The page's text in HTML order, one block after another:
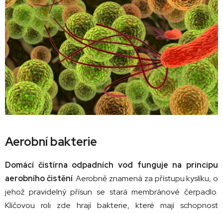
Aerobní bakterie
Domácí čistírna odpadních vod funguje na principu
aerobního čistění. Aerobně znamená za přístupu kyslíku, o
jehož pravidelný přísun se stará membránové čerpadlo.
Klíčovou roli zde hrají bakterie, které mají schopnost